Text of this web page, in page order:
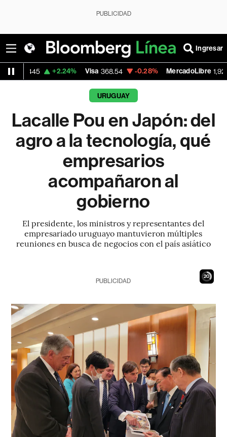
PUBLICIDAD
Ingresar
+2.24% Visa 368.54 -0.28% MercadoLibre 1,924.95
URUGUAY
Lacalle Pou en Japón: del
agro a la tecnología, qué
empresarios
acompañaron al
gobierno
El presidente, los ministros y representantes del
empresariado uruguayo mantuvieron múltiples
reuniones en busca de negocios con el país asiático
19
PUBLICIDAD